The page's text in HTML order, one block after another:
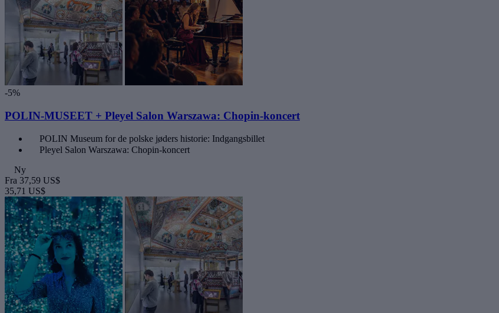
-5%
POLIN-MUSEET + Pleyel Salon Warszawa: Chopin-koncert
POLIN Museum for de polske jøders historie: Indgangsbillet
Pleyel Salon Warszawa: Chopin-koncert
Ny
Fra 37,59 US$
35,71 US$